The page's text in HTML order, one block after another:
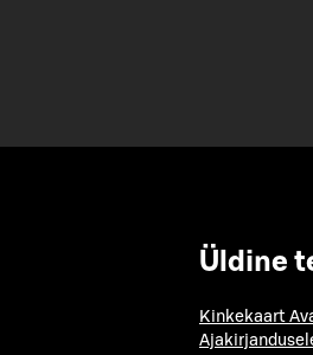
Üldine
Kinkekaart